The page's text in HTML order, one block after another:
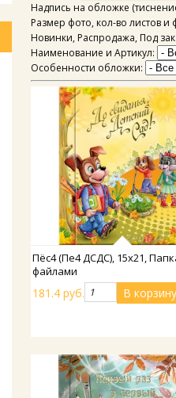
Надпись на обложке
Размер фото, кол-во листов и
Новинки, Распродажа, Под
Наименование и Артикул:
Особенности обложки:
Подробнее
Пёс4 (Пе4 ДСДС), 15х21,
файлами
181.4 руб.